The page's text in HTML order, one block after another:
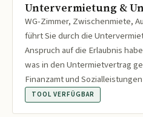
Untervermietung &
WG-Zimmer, Zwischenmiete,
führt Sie durch die
Anspruch auf die Erlaubnis
was in den Untermietvertrag
Finanzamt und
TOOL VERFÜGBAR